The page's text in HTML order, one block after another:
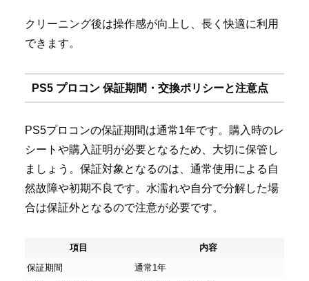
クリーニング後は操作感が向上し、長く快適に利用
できます。
PS5 プロコン 保証期間・交換ポリシーと注意点
PS5プロコンの保証期間は通常1年です。購入時のレ
シートや購入証明が必要となるため、大切に保管し
ましょう。保証対象となるのは、通常使用による自
然故障や初期不良です。水濡れや自分で分解した場
合は保証外となるので注意が必要です。
項目
内容
保証期間
通常1年